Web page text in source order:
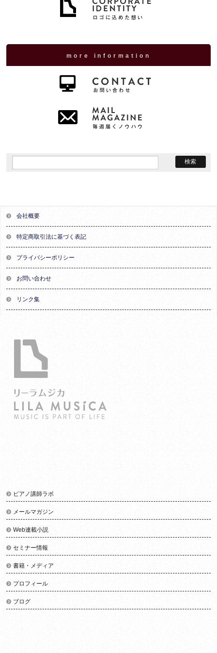
more information
会社概要
特定商取引法に基づく表記
プライバシーポリシー
お問い合わせ
リンク集
ピアノ講師ラボ
メールマガジン
Web連載小説
セミナー情報
書籍・メディア
プロフィール
ブログ